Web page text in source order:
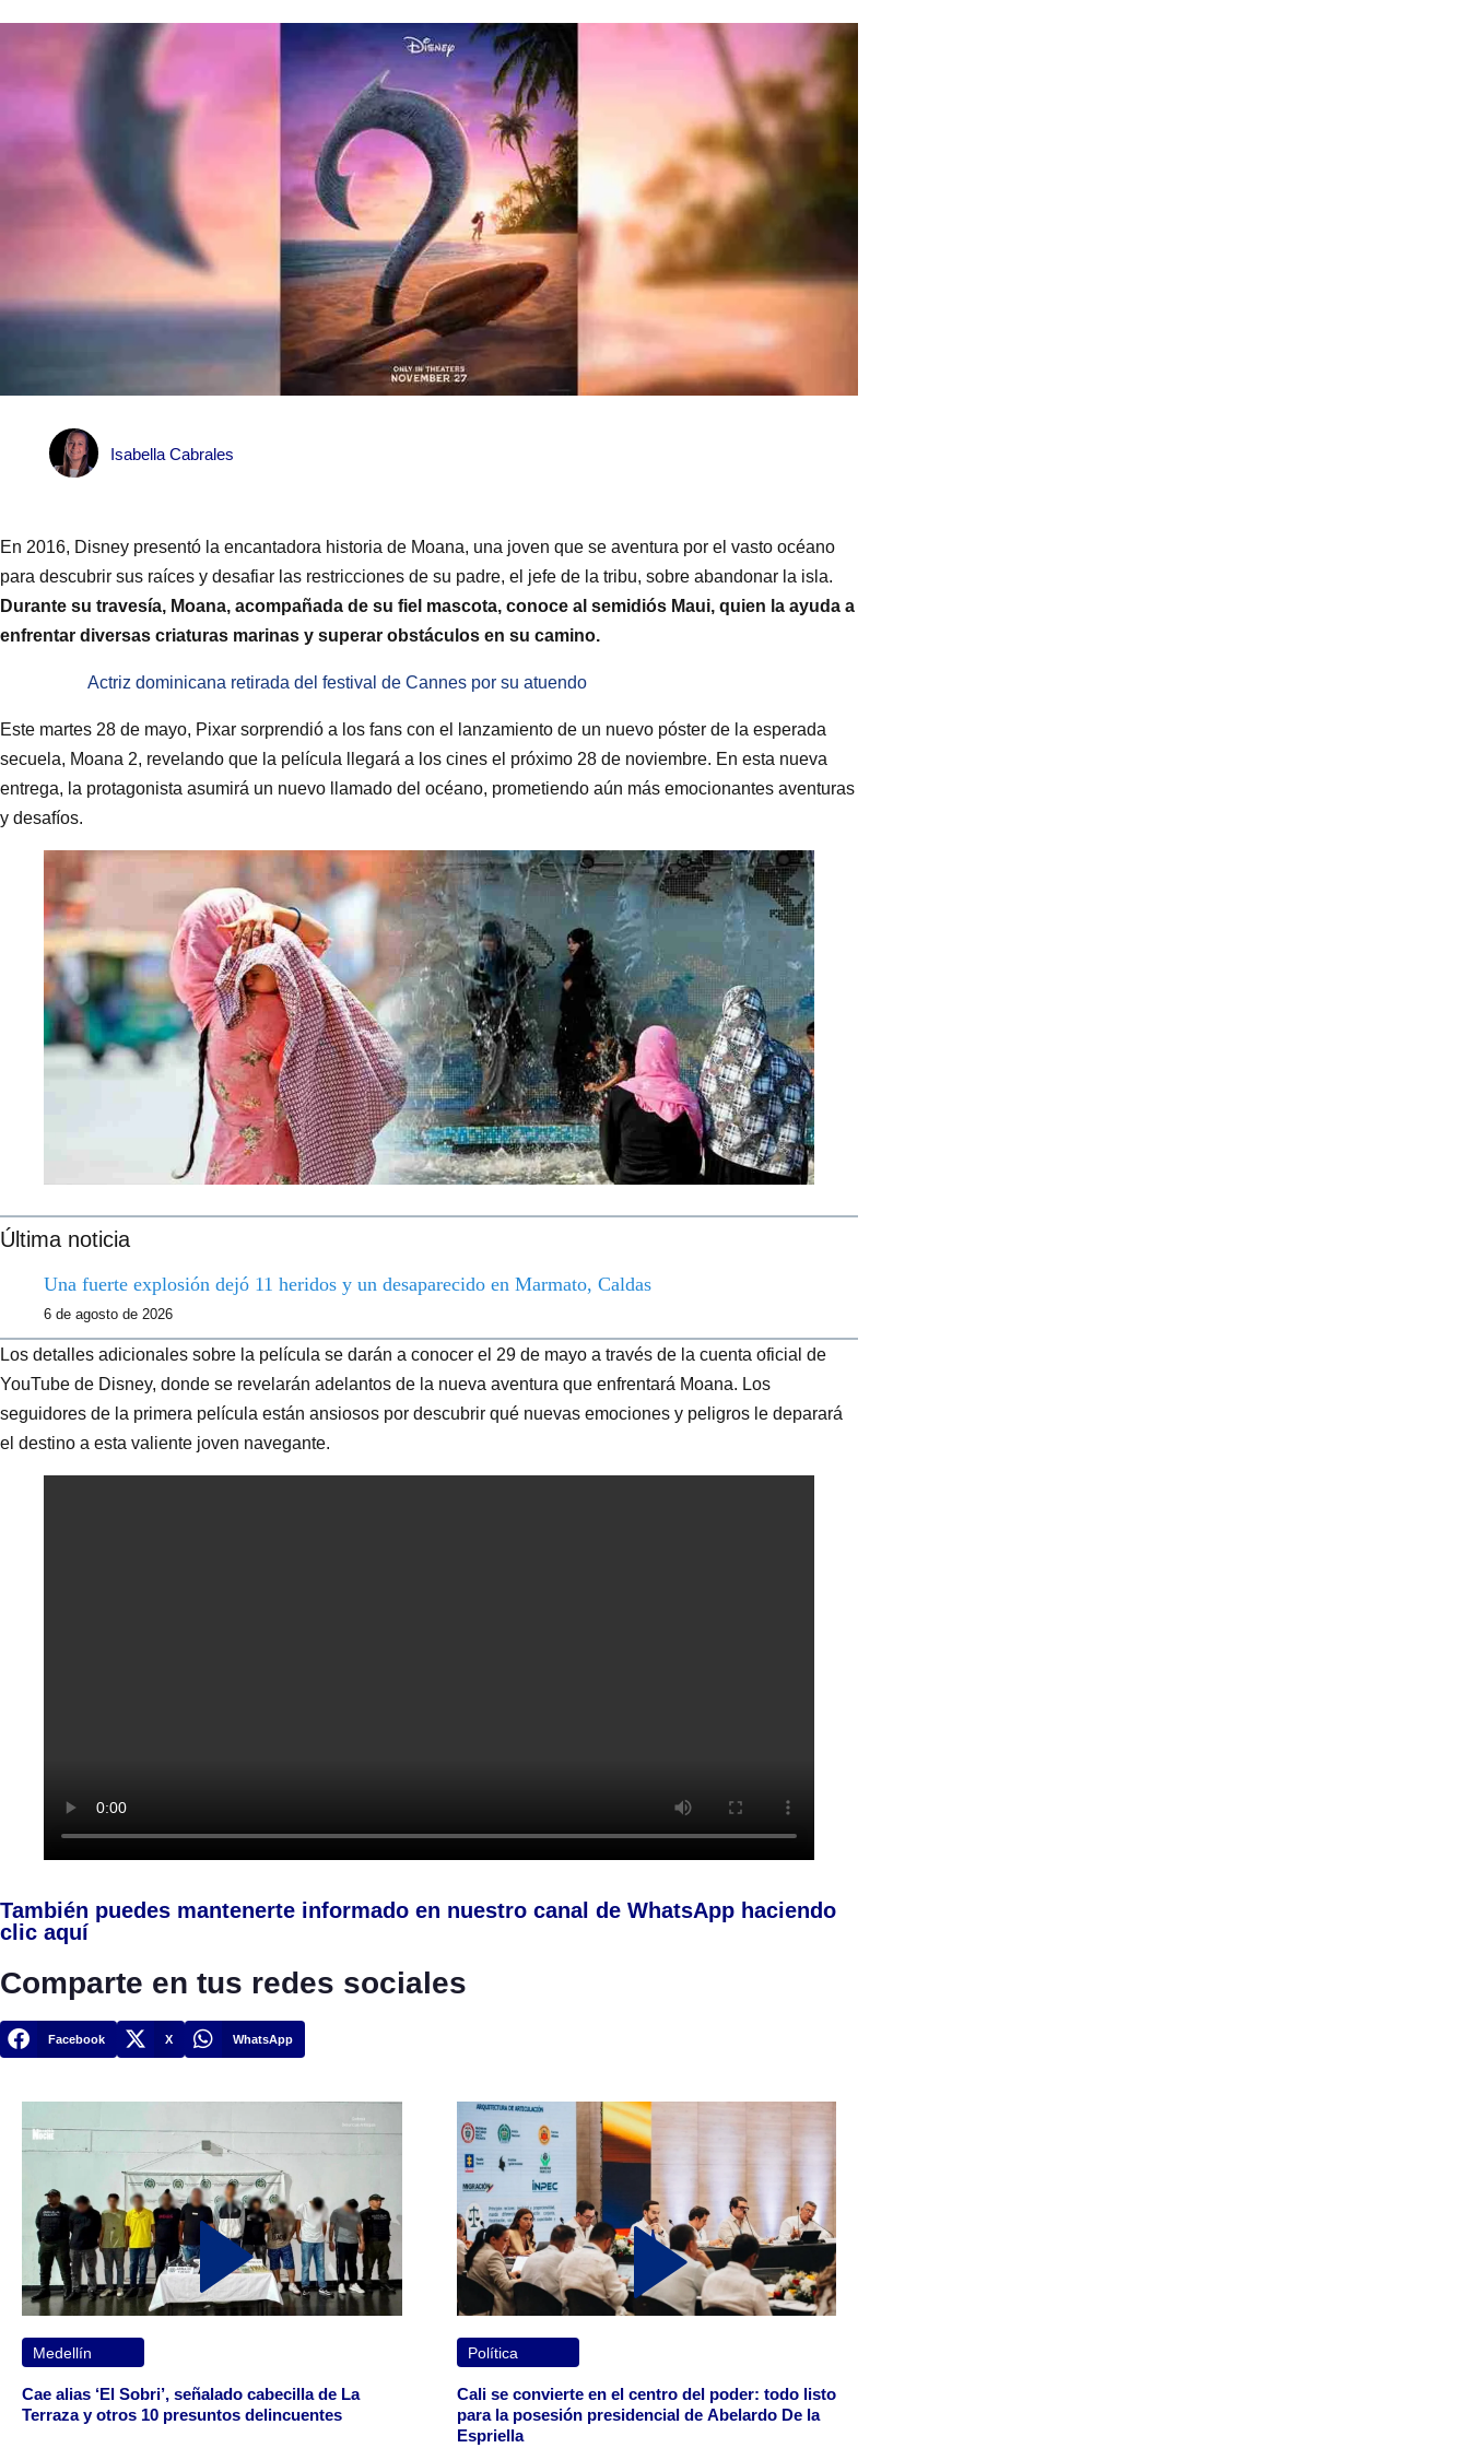
Isabella Cabrales
En 2016, Disney presentó la encantadora historia de Moana, una joven que se aventura por el vasto océano
para descubrir sus raíces y desafiar las restricciones de su padre, el jefe de la tribu, sobre abandonar la isla.
Durante su travesía, Moana, acompañada de su fiel mascota, conoce al semidiós Maui, quien la ayuda a
enfrentar diversas criaturas marinas y superar obstáculos en su camino.
Actriz dominicana retirada del festival de Cannes por su atuendo
Este martes 28 de mayo, Pixar sorprendió a los fans con el lanzamiento de un nuevo póster de la esperada
secuela, Moana 2, revelando que la película llegará a los cines el próximo 28 de noviembre. En esta nueva
entrega, la protagonista asumirá un nuevo llamado del océano, prometiendo aún más emocionantes aventuras
y desafíos.
Última noticia
Una fuerte explosión dejó 11 heridos y un desaparecido en Marmato, Caldas
6 de agosto de 2026
Los detalles adicionales sobre la película se darán a conocer el 29 de mayo a través de la cuenta oficial de
YouTube de Disney, donde se revelarán adelantos de la nueva aventura que enfrentará Moana. Los
seguidores de la primera película están ansiosos por descubrir qué nuevas emociones y peligros le deparará
el destino a esta valiente joven navegante.
También puedes mantenerte informado en nuestro canal de WhatsApp haciendo
clic aquí
Comparte en tus redes sociales
Facebook X WhatsApp
Medellín
Cae alias ‘El Sobri’, señalado cabecilla de La
Terraza y otros 10 presuntos delincuentes
Política
Cali se convierte en el centro del poder: todo listo
para la posesión presidencial de Abelardo De la
Espriella